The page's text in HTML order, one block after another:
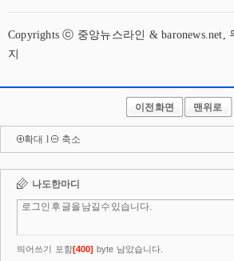
Copyrights ⓒ 중앙뉴스라인 & baronews.net,
지
이전화면 맨위로
확대 l 축소